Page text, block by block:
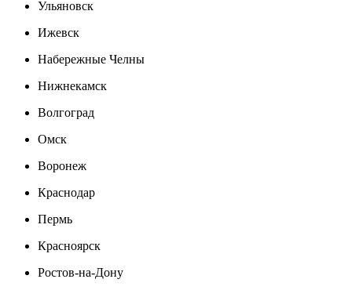
Ульяновск
Ижевск
Набережные Челны
Нижнекамск
Волгоград
Омск
Воронеж
Краснодар
Пермь
Красноярск
Ростов-на-Дону